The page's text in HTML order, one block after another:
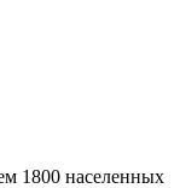
1800 населенных